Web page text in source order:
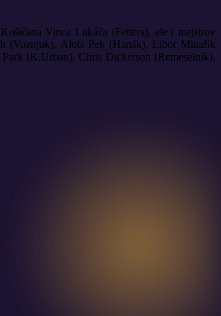
Vinca Lukáča (Fetters), ale i majstrov
(Voznjuk), Alois Pek (Hanák), Libor Minařík
(K.Urban), Chris Dickerson (Remeselník),